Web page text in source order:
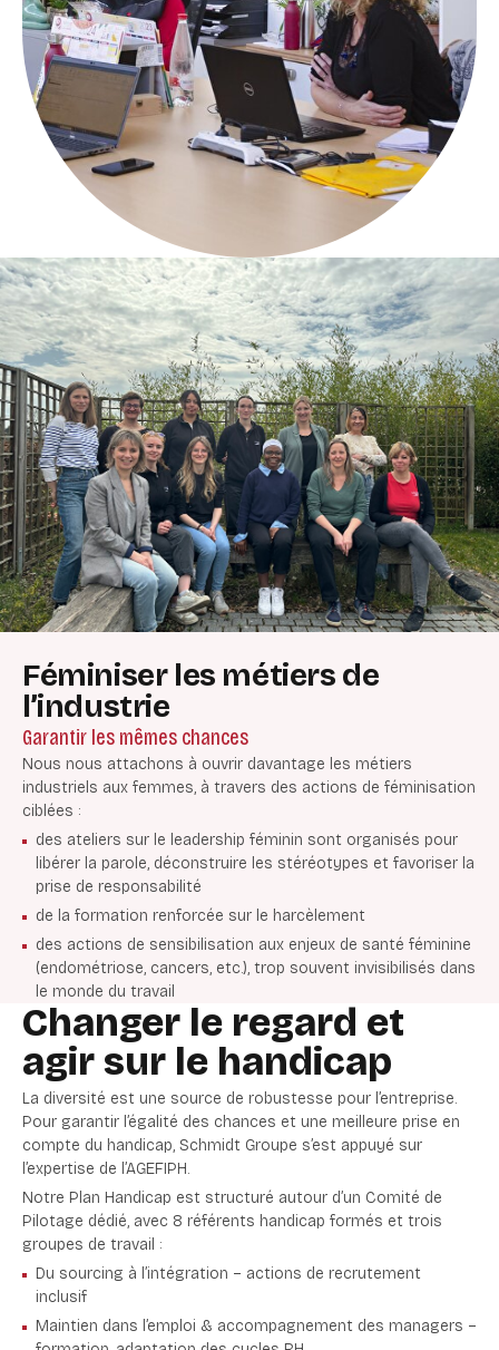
Féminiser les métiers de
l’industrie
Garantir les mêmes chances
Nous nous attachons à ouvrir davantage les métiers
industriels aux femmes, à travers des actions de féminisation
ciblées :
des ateliers sur le leadership féminin sont organisés pour
libérer la parole, déconstruire les stéréotypes et favoriser la
prise de responsabilité
de la formation renforcée sur le harcèlement
des actions de sensibilisation aux enjeux de santé féminine
(endométriose, cancers, etc.), trop souvent invisibilisés dans
le monde du travail
Changer le regard et
agir sur le handicap
La diversité est une source de robustesse pour l’entreprise.
Pour garantir l’égalité des chances et une meilleure prise en
compte du handicap, Schmidt Groupe s’est appuyé sur
l’expertise de l’AGEFIPH.
Notre Plan Handicap est structuré autour d’un Comité de
Pilotage dédié, avec 8 référents handicap formés et trois
groupes de travail :
Du sourcing à l’intégration – actions de recrutement
inclusif
Maintien dans l’emploi & accompagnement des managers –